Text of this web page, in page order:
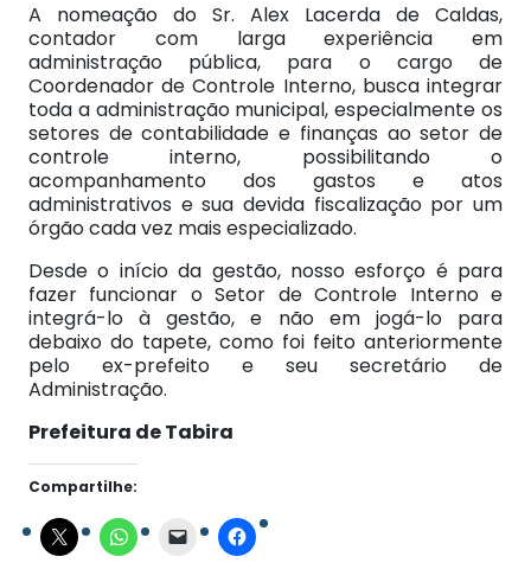
A nomeação do Sr. Alex Lacerda de Caldas,
contador com larga experiência em
administração pública, para o cargo de
Coordenador de Controle Interno, busca integrar
toda a administração municipal, especialmente os
setores de contabilidade e finanças ao setor de
controle interno, possibilitando o
acompanhamento dos gastos e atos
administrativos e sua devida fiscalização por um
órgão cada vez mais especializado.
Desde o início da gestão, nosso esforço é para
fazer funcionar o Setor de Controle Interno e
integrá-lo à gestão, e não em jogá-lo para
debaixo do tapete, como foi feito anteriormente
pelo ex-prefeito e seu secretário de
Administração.
Prefeitura de Tabira
Compartilhe: